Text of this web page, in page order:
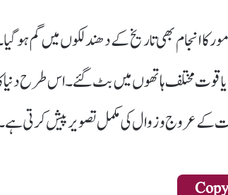
کا انجام بھی تاریخ کے دھندلکوں میں گم ہو
یاقوت مختلف ہاتھوں میں بٹ گئے۔ اس طرح دنیا
کے عروج و زوال کی مکمل تصویر پیش کرتی